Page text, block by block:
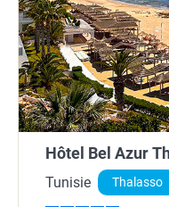
Hôtel Bel Azur
Tunisie Thalasso